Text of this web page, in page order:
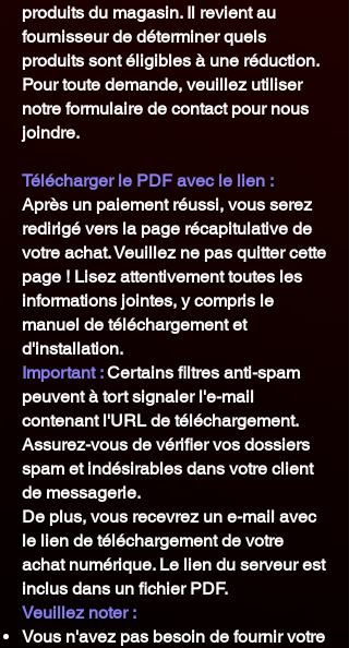
produits du magasin. Il revient au
fournisseur de déterminer quels
produits sont éligibles à une réduction.
Pour toute demande, veuillez utiliser
notre formulaire de contact pour nous
joindre.
Télécharger le PDF avec le lien :
Après un paiement réussi, vous serez
redirigé vers la page récapitulative de
votre achat. Veuillez ne pas quitter cette
page ! Lisez attentivement toutes les
informations jointes, y compris le
manuel de téléchargement et
d'installation.
Important :Certains filtres anti-spam
peuvent à tort signaler l'e-mail
contenant l'URL de téléchargement.
Assurez-vous de vérifier vos dossiers
spam et indésirables dans votre client
de messagerie.
De plus, vous recevrez un e-mail avec
le lien de téléchargement de votre
achat numérique. Le lien du serveur est
inclus dans un fichier PDF.
Veuillez noter :
Vous n'avez pas besoin de fournir votre